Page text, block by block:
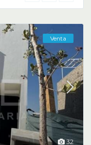
32
Venta